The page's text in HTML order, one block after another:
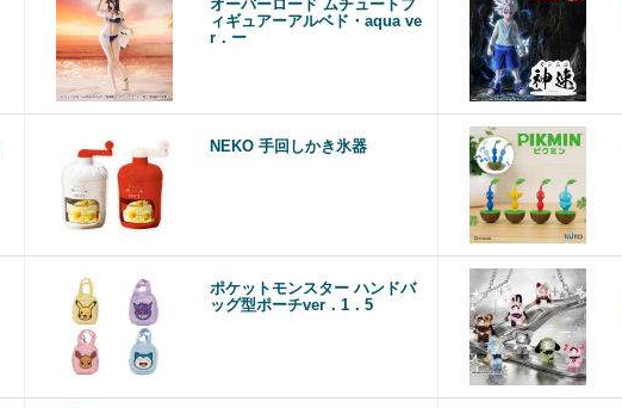
オーバーロード ムチュートフ
ィギュアーアルベド・aqua ve
r．ー
NEKO 手回しかき氷器
ポケットモンスター ハンドバ
ッグ型ポーチver．1．5